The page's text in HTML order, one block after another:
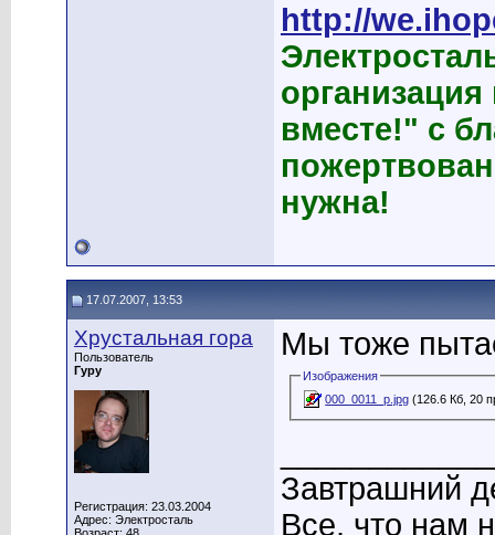
http://
вместе!" с
нужна!
17.07.2007, 13:53
Хрустальная гора
Пользователь
Гуру
Регистрация: 23.03.2004
Адрес: Электросталь
Мы тоже
Изображения
000_0011_p.jpg (126.6 Кб, 20
Завтрашний
Все, что нам